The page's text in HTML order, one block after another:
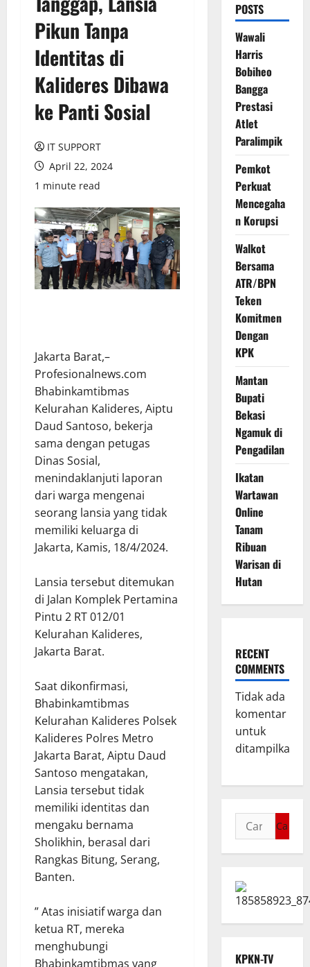
Pikun Tanpa
Identitas di
Kalideres Dibawa
ke Panti Sosial
IT SUPPORT
April 22, 2024
1 minute read
Jakarta Barat,–
Profesionalnews.com
Bhabinkamtibmas
Kelurahan Kalideres, Aiptu
Daud Santoso, bekerja
sama dengan petugas
Dinas Sosial,
menindaklanjuti laporan
dari warga mengenai
seorang lansia yang tidak
memiliki keluarga di
Jakarta, Kamis, 18/4/2024.
Lansia tersebut ditemukan
di Jalan Komplek Pertamina
Pintu 2 RT 012/01
Kelurahan Kalideres,
Jakarta Barat.
Saat dikonfirmasi,
Bhabinkamtibmas
Kelurahan Kalideres Polsek
Kalideres Polres Metro
Jakarta Barat, Aiptu Daud
Santoso mengatakan,
Lansia tersebut tidak
memiliki identitas dan
mengaku bernama
Sholikhin, berasal dari
Rangkas Bitung, Serang,
Banten.
” Atas inisiatif warga dan
ketua RT, mereka
menghubungi
Bhabinkamtibmas yang
POSTS
Wawali
Harris
Bobiheo
Bangga
Prestasi
Atlet
Paralimpik
Pemkot
Perkuat
Mencegaha
n Korupsi
Walkot
Bersama
ATR/BPN
Teken
Komitmen
Dengan
KPK
Mantan
Bupati
Bekasi
Ngamuk di
Pengadilan
Ikatan
Wartawan
Online
Tanam
Ribuan
Warisan di
Hutan
RECENT
COMMENTS
Tidak ada
komentar
untuk
ditampilkan.
KPKN-TV